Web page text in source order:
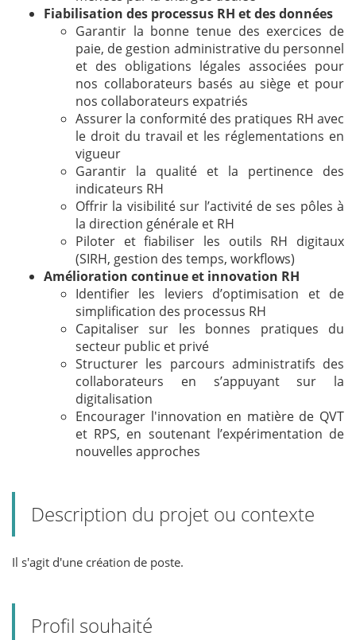
Fiabilisation des processus RH et des données
Garantir la bonne tenue des exercices de
paie, de gestion administrative du personnel
et des obligations légales associées pour
nos collaborateurs basés au siège et pour
nos collaborateurs expatriés
Assurer la conformité des pratiques RH avec
le droit du travail et les réglementations en
vigueur
Garantir la qualité et la pertinence des
indicateurs RH
Offrir la visibilité sur l’activité de ses pôles à
la direction générale et RH
Piloter et fiabiliser les outils RH digitaux
(SIRH, gestion des temps, workflows)
Amélioration continue et innovation RH
Identifier les leviers d’optimisation et de
simplification des processus RH
Capitaliser sur les bonnes pratiques du
secteur public et privé
Structurer les parcours administratifs des
collaborateurs en s’appuyant sur la
digitalisation
Encourager l'innovation en matière de QVT
et RPS, en soutenant l’expérimentation de
nouvelles approches
Description du projet ou contexte
Il s'agit d'une création de poste.
Profil souhaité